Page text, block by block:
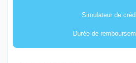
Simulateur de
Durée de